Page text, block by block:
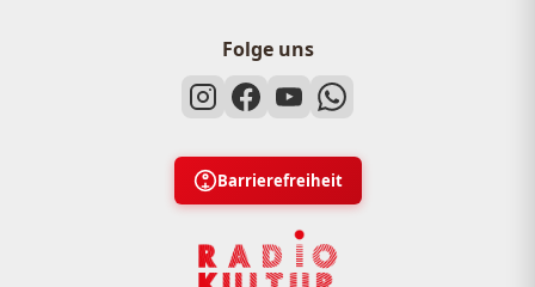
Folge uns
Barrierefreiheit